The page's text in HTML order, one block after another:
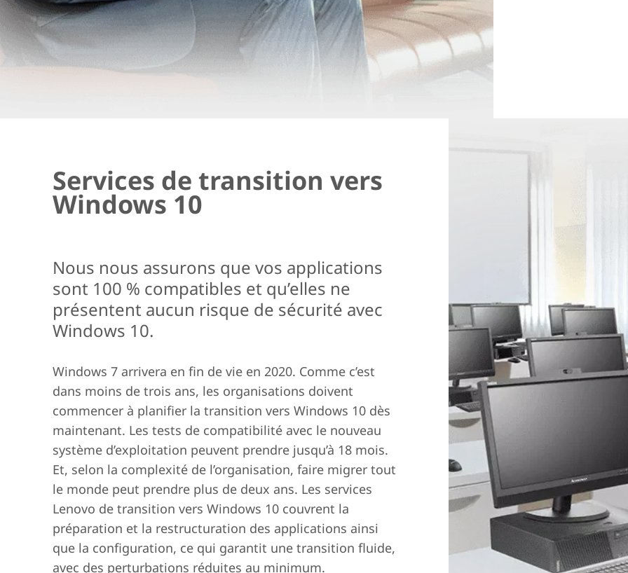
Services de transition vers
Windows 10
Nous nous assurons que vos applications
sont 100 % compatibles et qu’elles ne
présentent aucun risque de sécurité avec
Windows 10.
Windows 7 arrivera en fin de vie en 2020. Comme c’est
dans moins de trois ans, les organisations doivent
commencer à planifier la transition vers Windows 10 dès
maintenant. Les tests de compatibilité avec le nouveau
système d’exploitation peuvent prendre jusqu’à 18 mois.
Et, selon la complexité de l’organisation, faire migrer tout
le monde peut prendre plus de deux ans. Les services
Lenovo de transition vers Windows 10 couvrent la
préparation et la restructuration des applications ainsi
que la configuration, ce qui garantit une transition fluide,
avec des perturbations réduites au minimum.